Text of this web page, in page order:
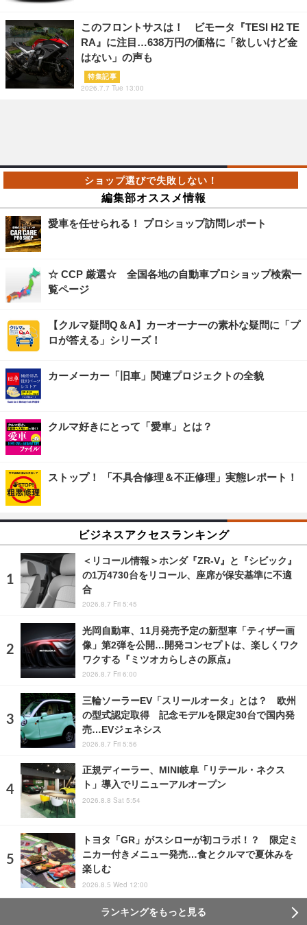
このフロントサスは！ ビモータ『TESI H2 TE
RA』に注目…638万円の価格に「欲しいけど金
はない」の声も
特集記事
2026.7.7 Tue 13:00
編集部オススメ情報
愛車を任せられる！ プロショップ訪問レポート
☆ CCP 厳選☆ 全国各地の自動車プロショップ検索一
覧ページ
【クルマ疑問Q＆A】カーオーナーの素朴な疑問に「プ
ロが答える」シリーズ！
カーメーカー「旧車」関連プロジェクトの全貌
クルマ好きにとって「愛車」とは？
ストップ！ 「不具合修理＆不正修理」実態レポート！
ビジネスアクセスランキング
＜リコール情報＞ホンダ『ZR-V』と『シビック』
の1万4730台をリコール、座席が保安基準に不適
合
2026.8.7 Fri 5:45
光岡自動車、11月発売予定の新型車「ティザー画
像」第2弾を公開…開発コンセプトは、楽しくワク
ワクする『ミツオカらしさの原点』
2026.8.7 Fri 6:00
三輪ソーラーEV「スリールオータ」とは？ 欧州
の型式認定取得 記念モデルを限定30台で国内発
売…EVジェネシス
2026.8.7 Fri 5:56
正規ディーラー、MINI岐阜「リテール・ネクス
ト」導入でリニューアルオープン
2026.8.8 Sat 5:54
トヨタ「GR」がスシローが初コラボ！？ 限定ミ
ニカー付きメニュー発売…食とクルマで夏休みを
楽しむ
2026.8.5 Wed 12:00
ランキングをもっと見る